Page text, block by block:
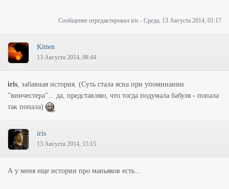
Сообщение отредактировал iris - Среда, 13 Августа 2014, 01:17
Kitten
13 Августа 2014, 08:44
iris, забавная история. (Суть стала ясна при упоминании
"винчестера"... да, представляю, что тогда подумала бабуля - попала
так попала)
iris
13 Августа 2014, 15:15
А у меня еще истории про маньяков есть...